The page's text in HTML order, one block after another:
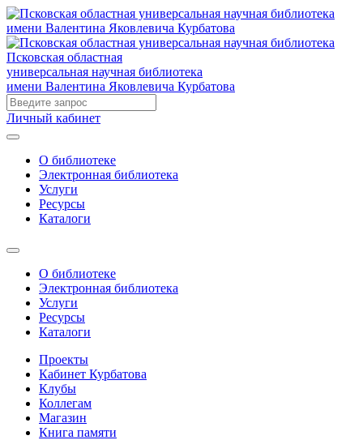
Псковская областная
универсальная научная библиотека
имени Валентина Яковлевича Курбатова
Личный кабинет
О библиотеке
Электронная библиотека
Услуги
Ресурсы
Каталоги
О библиотеке
Электронная библиотека
Услуги
Ресурсы
Каталоги
Проекты
Кабинет Курбатова
Клубы
Коллегам
Магазин
Книга памяти